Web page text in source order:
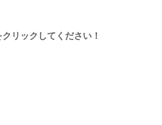
リックしてください！